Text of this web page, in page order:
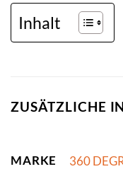
Inhalt
ZUSÄTZLICHE
MARKE 360